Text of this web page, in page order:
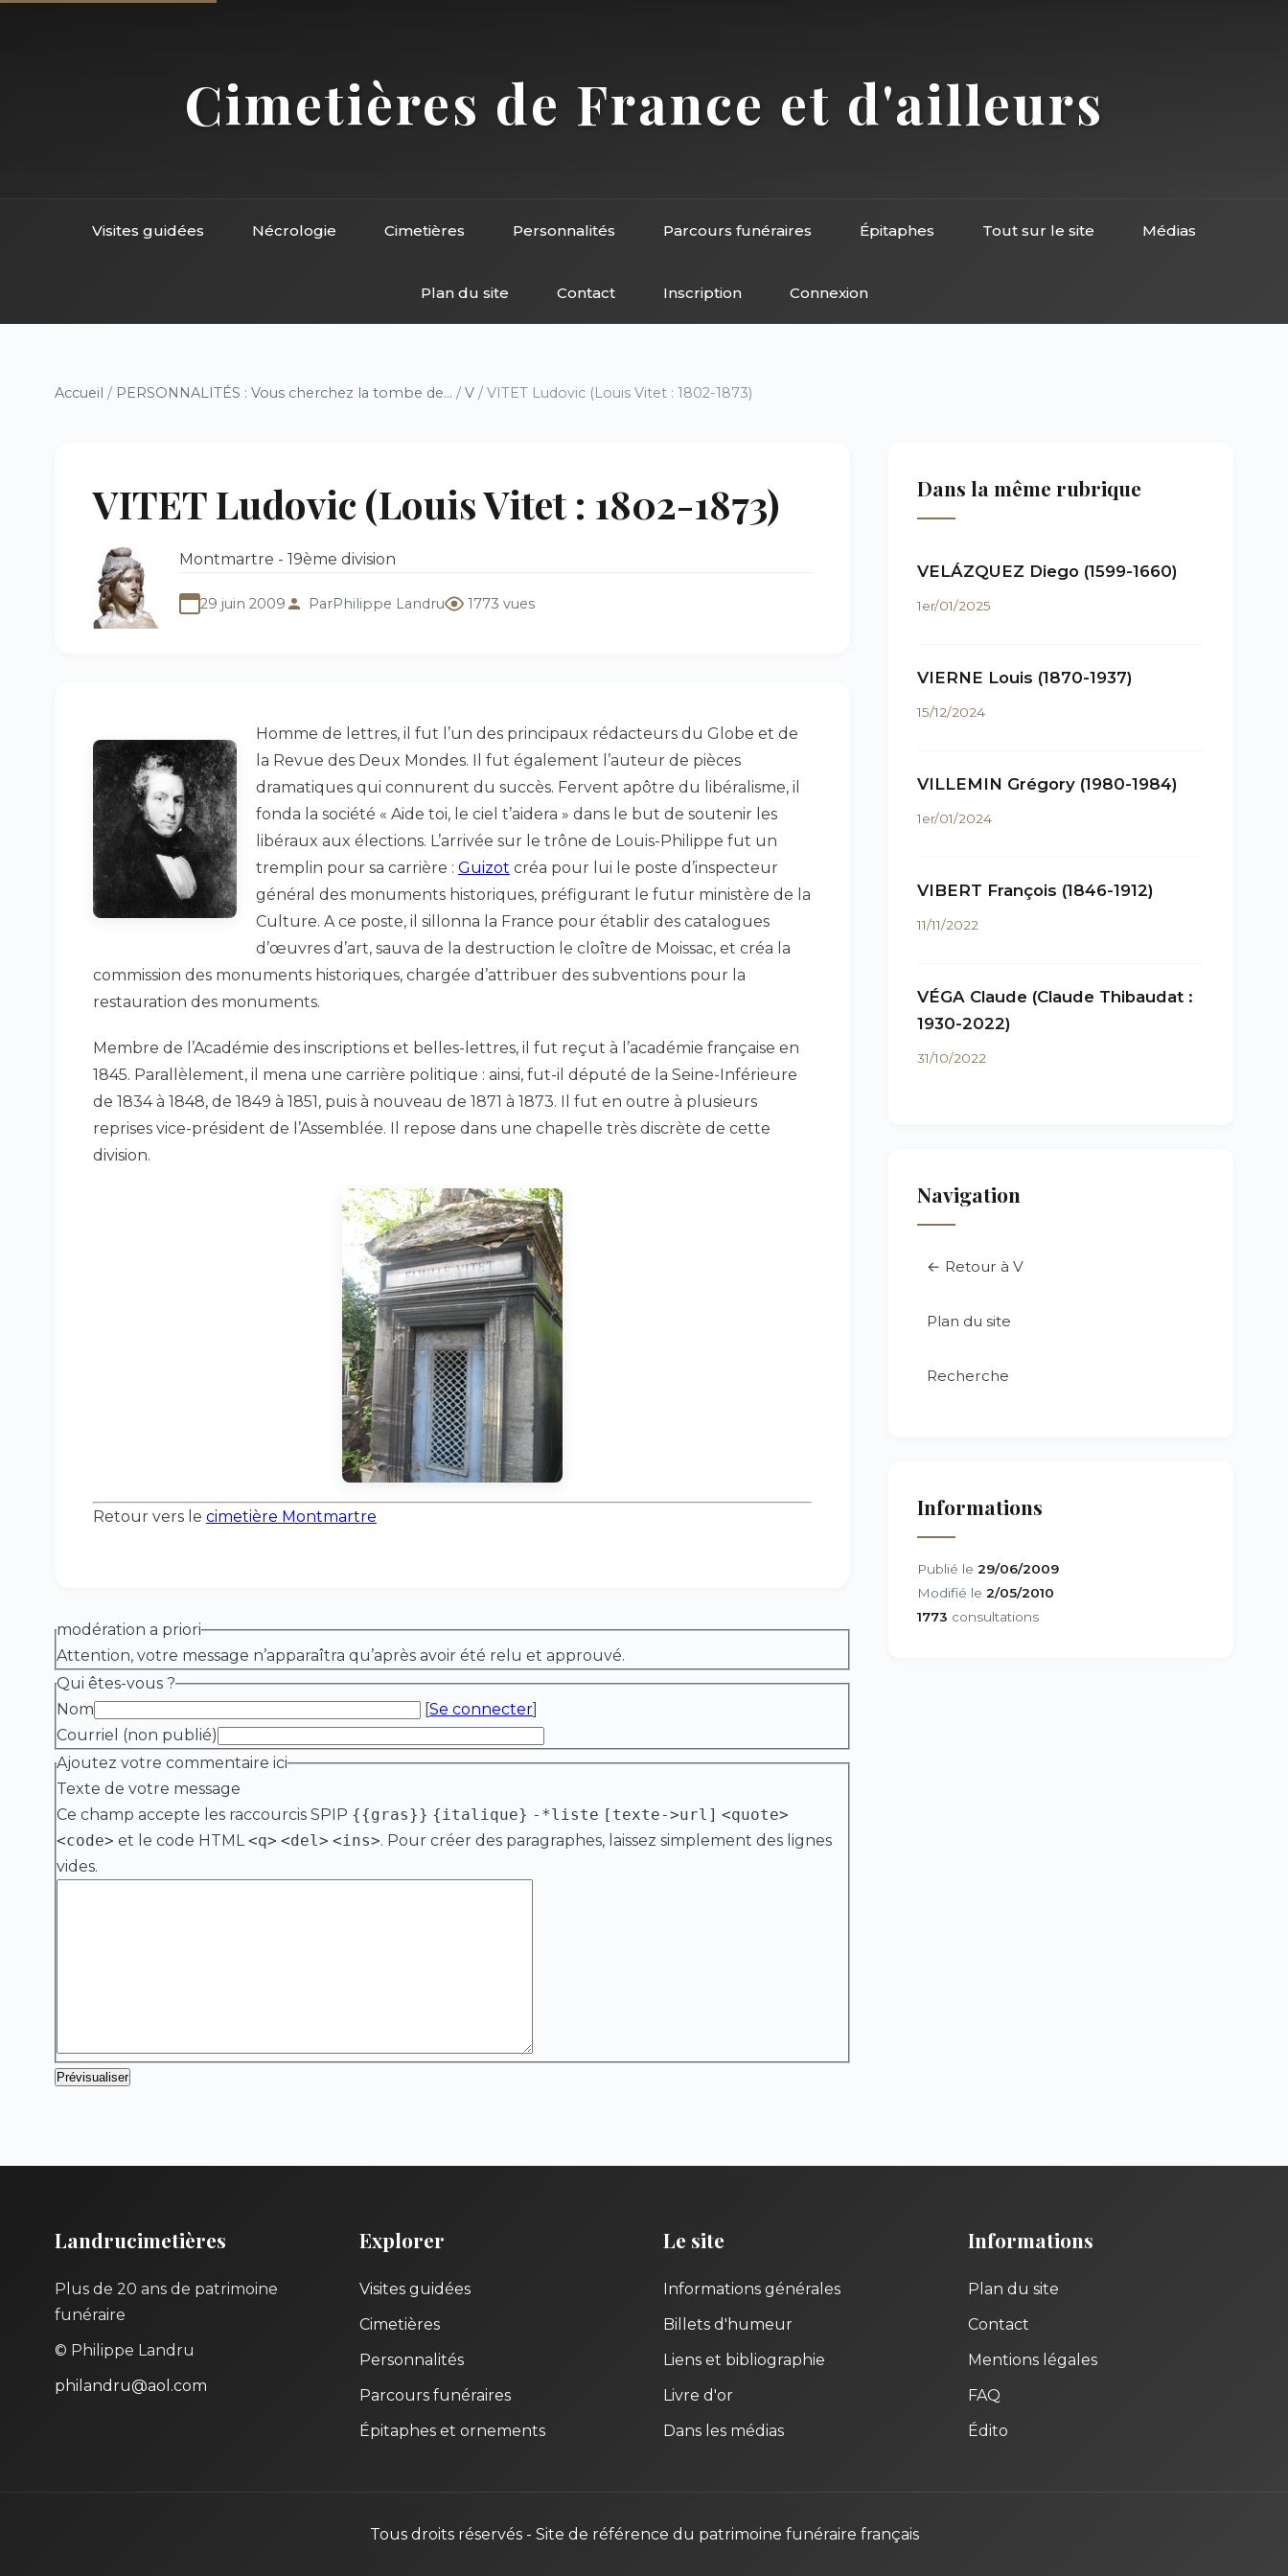
Cimetières de France et d'ailleurs
Visites guidées Nécrologie Cimetières Personnalités Parcours funéraires Épitaphes Tout sur le site Médias
Plan du site Contact Inscription Connexion
Accueil / PERSONNALITÉS : Vous cherchez la tombe de... / V / VITET Ludovic (Louis Vitet : 1802-1873)
VITET Ludovic (Louis Vitet : 1802-1873)
Montmartre - 19ème division
29 juin 2009 ParPhilippe Landru 1773 vues
Homme de lettres, il fut l’un des principaux rédacteurs du Globe et de
la Revue des Deux Mondes. Il fut également l’auteur de pièces
dramatiques qui connurent du succès. Fervent apôtre du libéralisme, il
fonda la société « Aide toi, le ciel t’aidera » dans le but de soutenir les
libéraux aux élections. L’arrivée sur le trône de Louis-Philippe fut un
tremplin pour sa carrière : Guizot créa pour lui le poste d’inspecteur
général des monuments historiques, préfigurant le futur ministère de la
Culture. A ce poste, il sillonna la France pour établir des catalogues
d’œuvres d’art, sauva de la destruction le cloître de Moissac, et créa la
commission des monuments historiques, chargée d’attribuer des subventions pour la
restauration des monuments.
Membre de l’Académie des inscriptions et belles-lettres, il fut reçut à l’académie française en
1845. Parallèlement, il mena une carrière politique : ainsi, fut-il député de la Seine-Inférieure
de 1834 à 1848, de 1849 à 1851, puis à nouveau de 1871 à 1873. Il fut en outre à plusieurs
reprises vice-président de l’Assemblée. Il repose dans une chapelle très discrète de cette
division.
Retour vers le cimetière Montmartre
modération a priori
Attention, votre message n’apparaîtra qu’après avoir été relu et approuvé.
Qui êtes-vous ?
Nom
[Se connecter]
Courriel (non publié)
Ajoutez votre commentaire ici
Texte de votre message
Ce champ accepte les raccourcis SPIP {{gras}} {italique} -*liste [texte->url] <quote>
<code> et le code HTML<q> <del> <ins>. Pour créer des paragraphes, laissez simplement des lignes
vides.
Dans la même rubrique
VELÁZQUEZ Diego (1599-1660)
1er/01/2025
VIERNE Louis (1870-1937)
15/12/2024
VILLEMIN Grégory (1980-1984)
1er/01/2024
VIBERT François (1846-1912)
11/11/2022
VÉGA Claude (Claude Thibaudat :
1930-2022)
31/10/2022
Navigation
← Retour à V
Plan du site
Recherche
Informations
Publié le 29/06/2009
Modifié le 2/05/2010
1773 consultations
Landrucimetières
Plus de 20 ans de patrimoine
funéraire
© Philippe Landru
philandru@aol.com
Explorer
Visites guidées
Cimetières
Personnalités
Parcours funéraires
Épitaphes et ornements
Le site
Informations générales
Billets d'humeur
Liens et bibliographie
Livre d'or
Dans les médias
Informations
Plan du site
Contact
Mentions légales
FAQ
Édito
Tous droits réservés - Site de référence du patrimoine funéraire français